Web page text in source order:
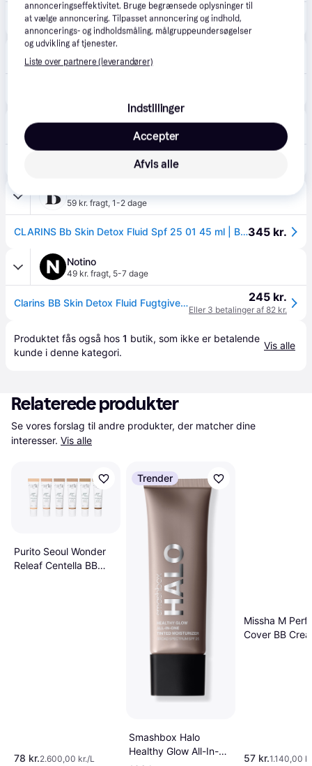
Clarins BB Skin Detox Fluid SPF 25 01 345 kr.
Eller 3 betalinger af 115 kr.
Magasin Onlineshop
29 kr. fragt,1-2 dage
Nicehair.dk 4.8(84)
1-2 dage
Clarins BB Skin Detox Fluid SPF 25 - 45 ml - 01
59 kr. fragt, 1-2 dage
CLARINS Bb Skin Detox Fluid Spf 25 01 45 ml | Beige | 45 ml345 kr.
Notino
49 kr. fragt, 5-7 dage
Clarins BB Skin Detox Fluid Fugtgivende BB creme SPF 25 Skygge 01 Light 45 ml - 45 ml 245 kr.
Eller 3 betalinger af 82 kr.
Produktet fås også hos 1 butik, som ikke er betalende
kunde i denne kategori.
Vis alle
Relaterede produkter
Se vores forslag til andre produkter, der matcher dine
interesser. Vis alle
Purito Seoul Wonder
Releaf Centella BB
78 kr.2.600,00 kr./L
Trender
Smashbox Halo
Healthy Glow All-In-
Missha M
Cover BB
57 kr.1.140,00
annonceringseffektivitet. Bruge begrænsede oplysninger til
at vælge annoncering. Tilpasset annoncering og indhold,
annoncerings- og indholdsmåling, målgruppeundersøgelser
og udvikling af tjenester.
Liste over partnere (leverandører)
Indstillinger
Afvis alle
Accepter